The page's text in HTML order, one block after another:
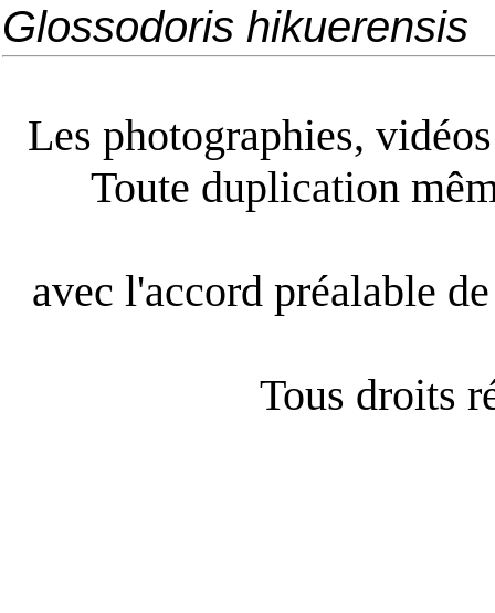
Glossodoris hikuerensis
Les photographies,
Toute duplication
avec l'accord préalable
Tous droits